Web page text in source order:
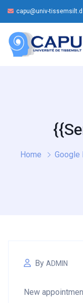
capu@univ-
Home Google
By ADMIN
New